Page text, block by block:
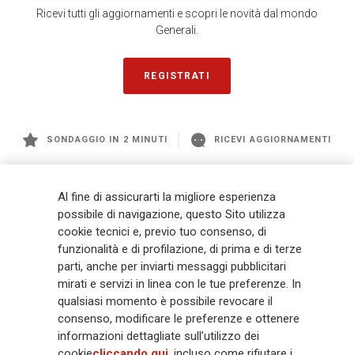
Ricevi tutti gli aggiornamenti e scopri le novità dal mondo
Generali.
REGISTRATI
SONDAGGIO IN 2 MINUTI RICEVI AGGIORNAMENTI
management a livello globale, con premi complessivi pari a € 98,1
miliardi e € 900 miliardi di AUM nel 2025. Fondato nel 1831, con oltre 88
mila dipendenti e 163 mila agenti che servono 75 milioni di clienti, il
Gruppo ha una posizione di leadership in Europa e una presenza
crescente in Asia e America. Al centro della strategia di Generali c'è il suo
impegno Lifetime Partner verso i clienti, realizzato attraverso soluzioni
innovative e personalizzate, un'esperienza cliente di prima classe e le sue
capacità di distribuzione globale digitalizzata. Il Gruppo ha
completamente integrato la sostenibilità in tutte le scelte strategiche, con
l'obiettivo di creare valore per tutti gli stakeholder mentre costruisce una
Al fine di assicurarti la migliore esperienza
possibile di navigazione, questo Sito utilizza
cookie tecnici e, previo tuo consenso, di
funzionalità e di profilazione, di prima e di terze
parti, anche per inviarti messaggi pubblicitari
mirati e servizi in linea con le tue preferenze. In
qualsiasi momento è possibile revocare il
consenso, modificare le preferenze e ottenere
informazioni dettagliate sull’utilizzo dei